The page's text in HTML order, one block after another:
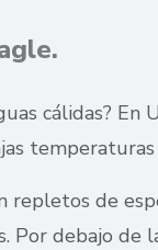
cálidas?
repletos de
Por debajo